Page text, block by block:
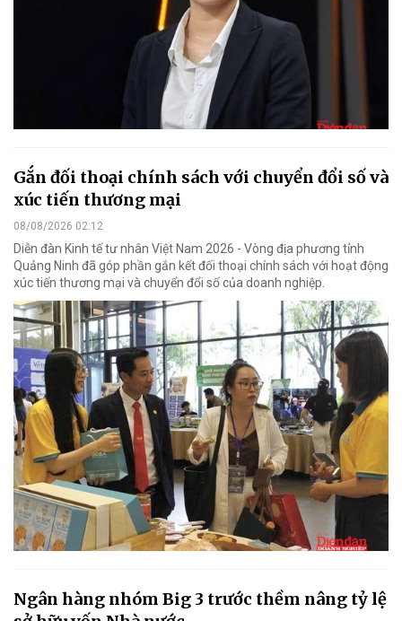
Gắn đối thoại chính sách với chuyển đổi số và
xúc tiến thương mại
08/08/2026 02:12
Diễn đàn Kinh tế tư nhân Việt Nam 2026 - Vòng địa phương tỉnh
Quảng Ninh đã góp phần gắn kết đối thoại chính sách với hoạt động
xúc tiến thương mại và chuyển đổi số của doanh nghiệp.
Ngân hàng nhóm Big 3 trước thềm nâng tỷ lệ